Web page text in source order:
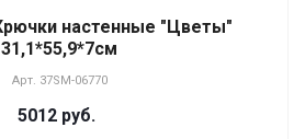
настенные "Цветы"
31,1*55,9*7см
Арт. 37SM-06770
5012 руб.